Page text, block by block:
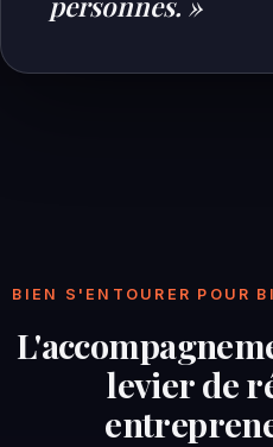
BIEN S'ENTOURER POUR
levier de